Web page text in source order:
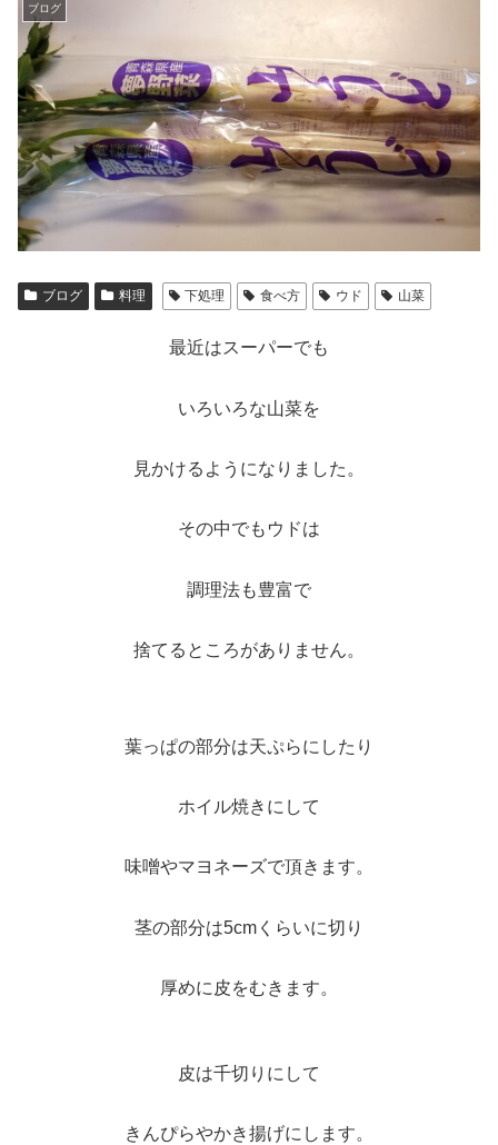
ブログ
ブログ 料理 下処理 食べ方 ウド 山菜
最近はスーパーでも
いろいろな山菜を
見かけるようになりました。
その中でもウドは
調理法も豊富で
捨てるところがありません。
葉っぱの部分は天ぷらにしたり
ホイル焼きにして
味噌やマヨネーズで頂きます。
茎の部分は5cmくらいに切り
厚めに皮をむきます。
皮は千切りにして
きんぴらやかき揚げにします。